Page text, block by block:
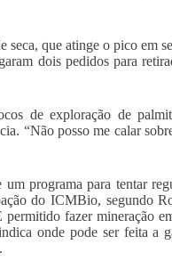
que atinge o pico em
dois pedidos para
de exploração de
“Não posso me calar
programa para tentar
do ICMBio, segundo
fazer mineração
onde pode ser feita a